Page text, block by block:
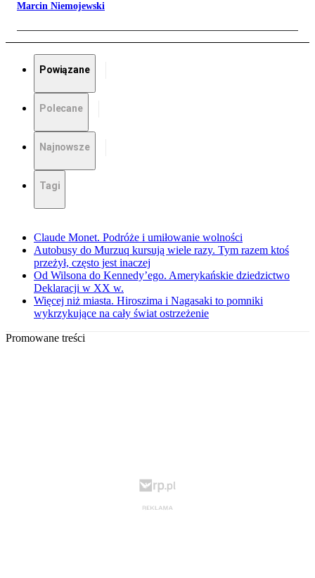
Marcin Niemojewski
Powiązane
Polecane
Najnowsze
Tagi
Claude Monet. Podróże i umiłowanie wolności
Autobusy do Murzuq kursują wiele razy. Tym razem ktoś
przeżył, często jest inaczej
Od Wilsona do Kennedy’ego. Amerykańskie dziedzictwo
Deklaracji w XX w.
Więcej niż miasta. Hiroszima i Nagasaki to pomniki
wykrzykujące na cały świat ostrzeżenie
Promowane treści